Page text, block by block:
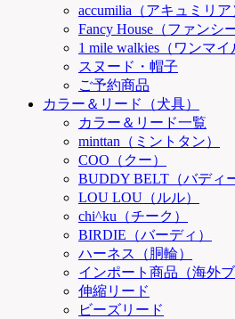
accumilia（アキュミリア
Fancy House（ファンシ
1 mile walkies（ワンマイ
スヌード・帽子
ご予約商品
カラー＆リード（犬具）
カラー＆リード一覧
minttan（ミントタン）
COO（クー）
BUDDY BELT（バディ
LOU LOU（ルル）
chi^ku（チーク）
BIRDIE（バーディ）
ハーネス（胴輪）
インポート商品（海外ブ
伸縮リード
ビーズリード